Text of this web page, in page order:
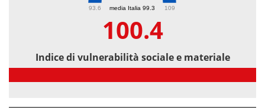
media Italia 99.3
93.6 109
100.4
Indice di vulnerabilità sociale e materiale